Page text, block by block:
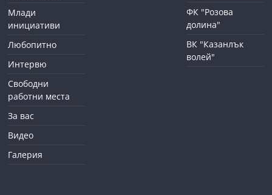
Млади
инициативи
Любопитно
Интервю
Свободни
работни места
За вас
Видео
Галерия
ФК "Розова
долина"
ВК "Казанлък
волей"